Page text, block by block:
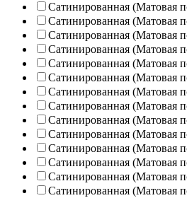
Сатинированная (Матовая
Сатинированная (Матовая
Сатинированная (Матовая
Сатинированная (Матовая
Сатинированная (Матовая
Сатинированная (Матовая
Сатинированная (Матовая
Сатинированная (Матовая
Сатинированная (Матовая
Сатинированная (Матовая
Сатинированная (Матовая
Сатинированная (Матовая
Сатинированная (Матовая
Сатинированная (Матовая